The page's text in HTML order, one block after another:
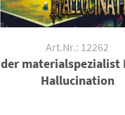
Art.Nr.: 12262
der materialspezialist
Hallucination